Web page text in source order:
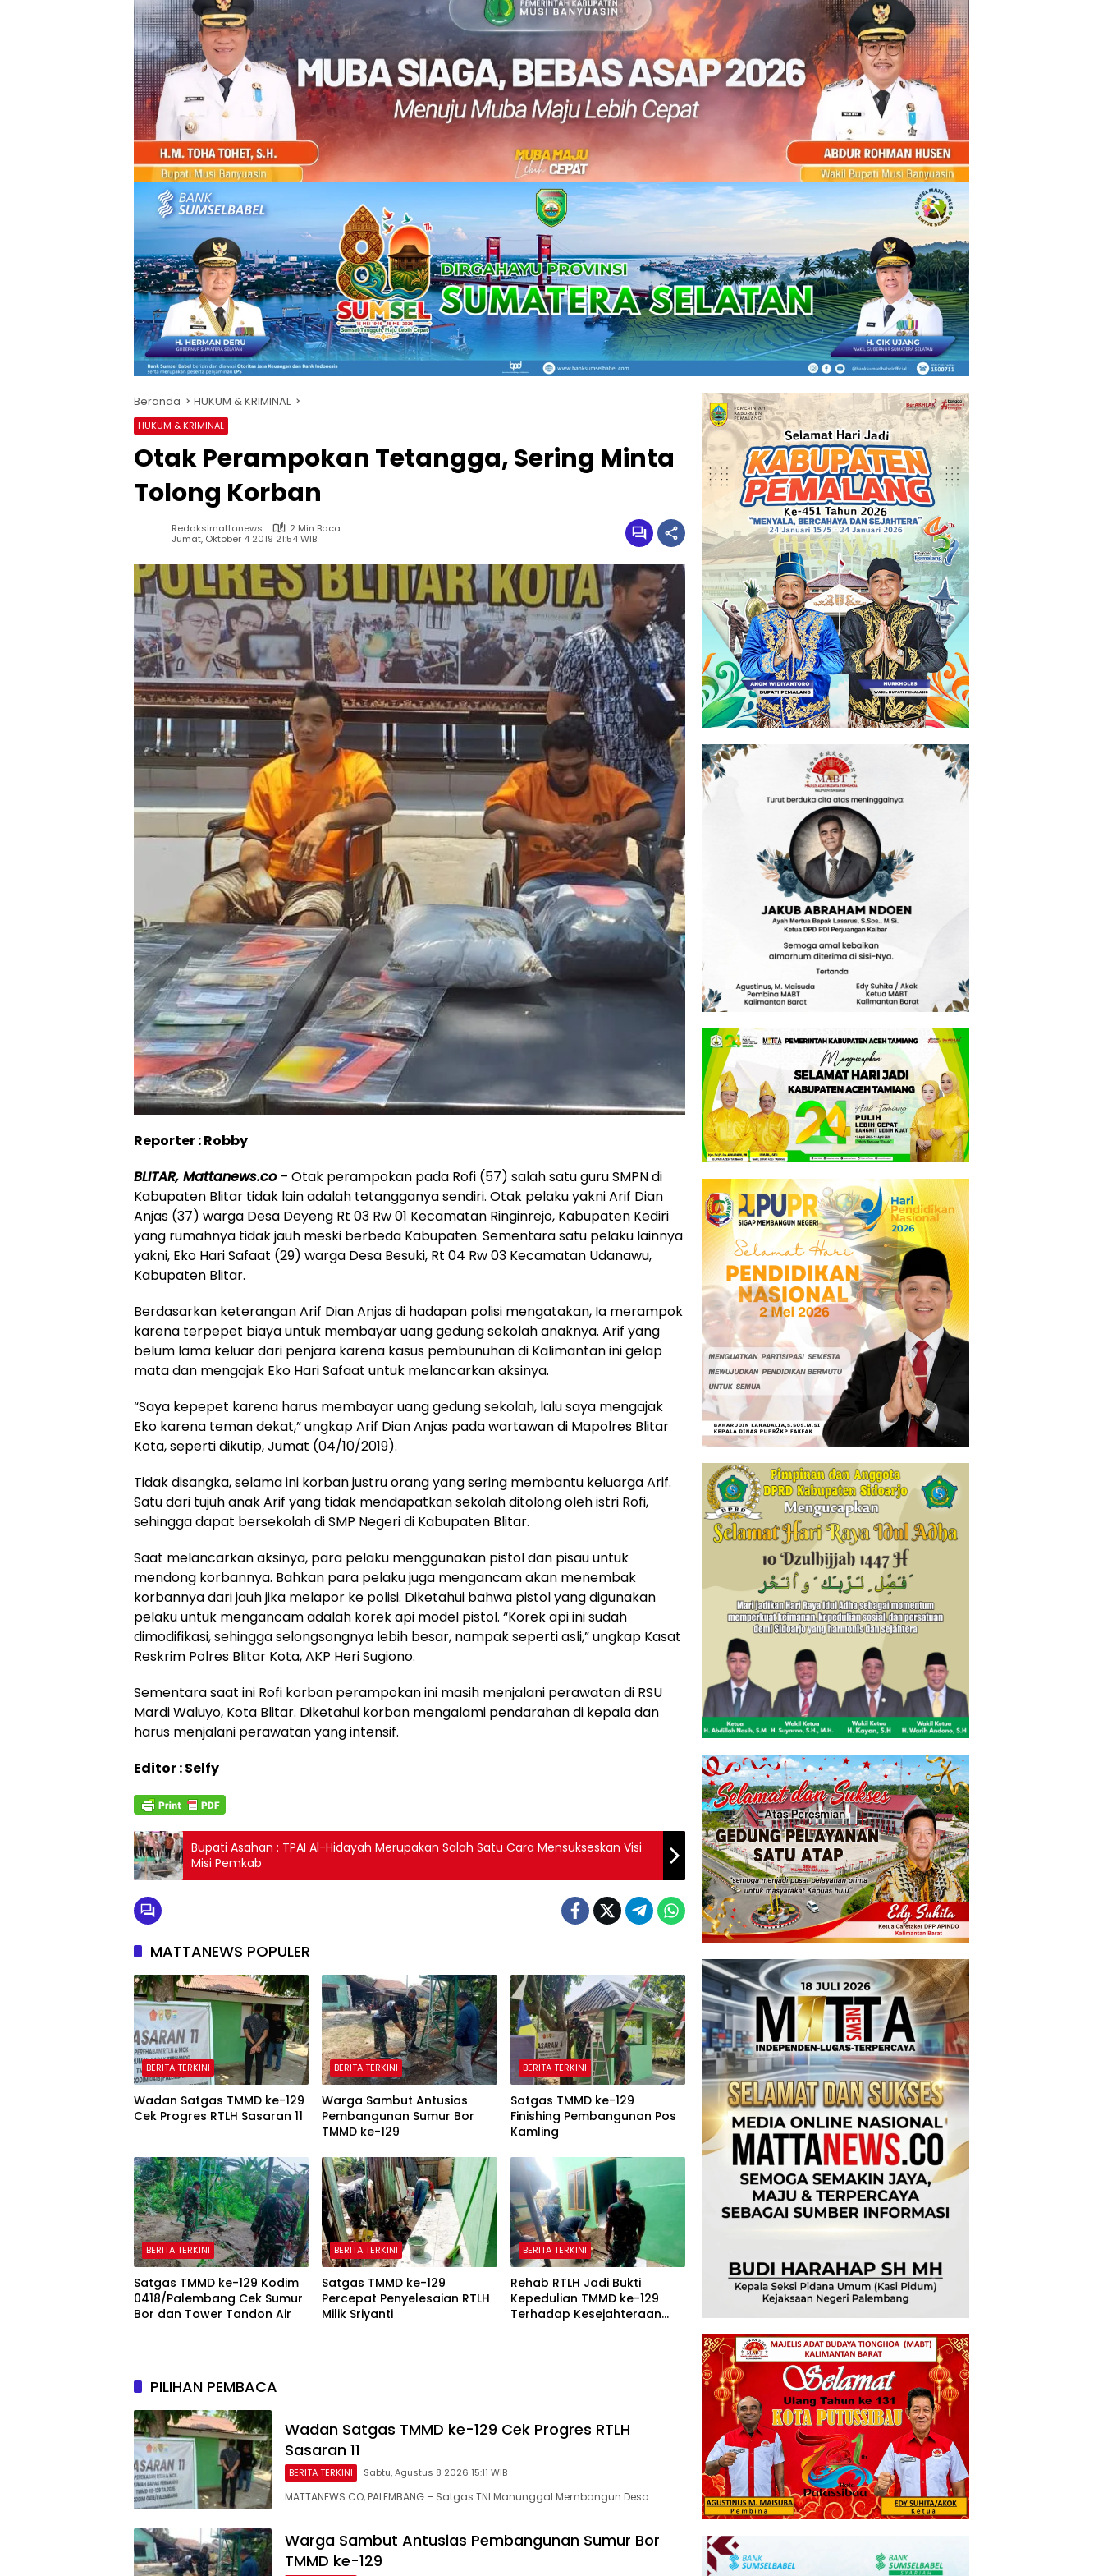
Beranda HUKUM & KRIMINAL
HUKUM & KRIMINAL
Otak Perampokan Tetangga, Sering Minta
Tolong Korban
Redaksimattanews
2 Min Baca
Jumat, Oktober 4 2019 21:54 WIB
Reporter : Robby
BLITAR, Mattanews.co– Otak perampokan pada Rofi (57) salah satu guru SMPN di
Kabupaten Blitar tidak lain adalah tetangganya sendiri. Otak pelaku yakni Arif Dian
Anjas (37) warga Desa Deyeng Rt 03 Rw 01 Kecamatan Ringinrejo, Kabupaten Kediri
yang rumahnya tidak jauh meski berbeda Kabupaten. Sementara satu pelaku lainnya
yakni, Eko Hari Safaat (29) warga Desa Besuki, Rt 04 Rw 03 Kecamatan Udanawu,
Kabupaten Blitar.
Berdasarkan keterangan Arif Dian Anjas di hadapan polisi mengatakan, Ia merampok
karena terpepet biaya untuk membayar uang gedung sekolah anaknya. Arif yang
belum lama keluar dari penjara karena kasus pembunuhan di Kalimantan ini gelap
mata dan mengajak Eko Hari Safaat untuk melancarkan aksinya.
“Saya kepepet karena harus membayar uang gedung sekolah, lalu saya mengajak
Eko karena teman dekat,” ungkap Arif Dian Anjas pada wartawan di Mapolres Blitar
Kota, seperti dikutip, Jumat (04/10/2019).
Tidak disangka, selama ini korban justru orang yang sering membantu keluarga Arif.
Satu dari tujuh anak Arif yang tidak mendapatkan sekolah ditolong oleh istri Rofi,
sehingga dapat bersekolah di SMP Negeri di Kabupaten Blitar.
Saat melancarkan aksinya, para pelaku menggunakan pistol dan pisau untuk
mendong korbannya. Bahkan para pelaku juga mengancam akan menembak
korbannya dari jauh jika melapor ke polisi. Diketahui bahwa pistol yang digunakan
pelaku untuk mengancam adalah korek api model pistol. “Korek api ini sudah
dimodifikasi, sehingga selongsongnya lebih besar, nampak seperti asli,” ungkap Kasat
Reskrim Polres Blitar Kota, AKP Heri Sugiono.
Sementara saat ini Rofi korban perampokan ini masih menjalani perawatan di RSU
Mardi Waluyo, Kota Blitar. Diketahui korban mengalami pendarahan di kepala dan
harus menjalani perawatan yang intensif.
Editor : Selfy
Bupati Asahan : TPAI Al-Hidayah Merupakan Salah Satu Cara Mensukseskan Visi
Misi Pemkab
MATTANEWS POPULER
BERITA TERKINI
Wadan Satgas TMMD ke-129
Cek Progres RTLH Sasaran 11
BERITA TERKINI
Warga Sambut Antusias
Pembangunan Sumur Bor
TMMD ke-129
BERITA TERKINI
Satgas TMMD ke-129
Finishing Pembangunan Pos
Kamling
BERITA TERKINI
Satgas TMMD ke-129 Kodim
0418/Palembang Cek Sumur
Bor dan Tower Tandon Air
BERITA TERKINI
Satgas TMMD ke-129
Percepat Penyelesaian RTLH
Milik Sriyanti
BERITA TERKINI
Rehab RTLH Jadi Bukti
Kepedulian TMMD ke-129
Terhadap Kesejahteraan
PILIHAN PEMBACA
Wadan Satgas TMMD ke-129 Cek Progres RTLH
Sasaran 11
BERITA TERKINI Sabtu, Agustus 8 2026 15:11 WIB
MATTANEWS.CO, PALEMBANG – Satgas TNI Manunggal Membangun Desa…
Warga Sambut Antusias Pembangunan Sumur Bor
TMMD ke-129